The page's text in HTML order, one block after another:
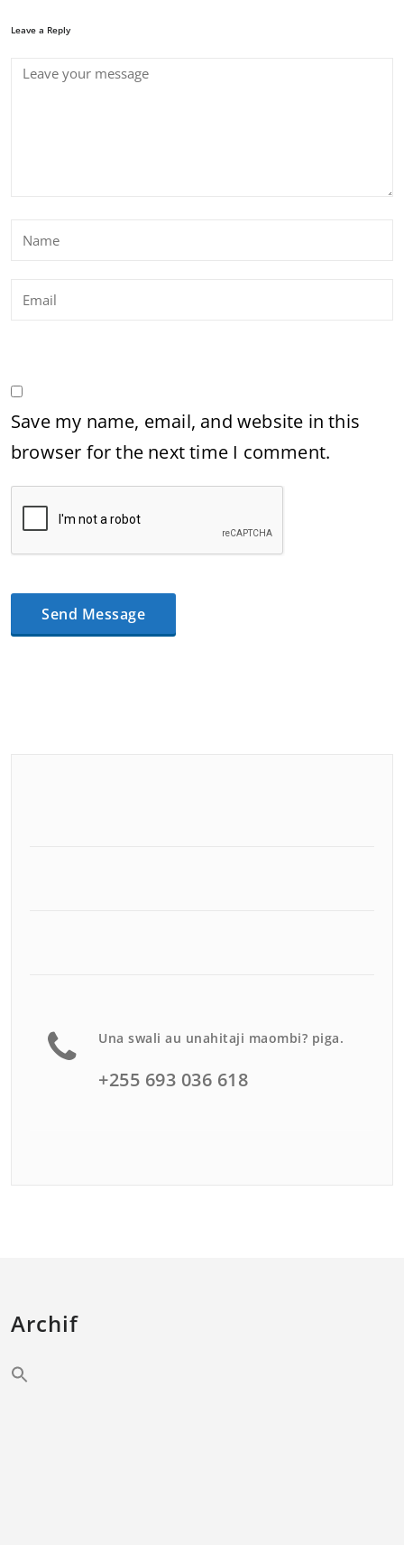
Leave a Reply
Save my name, email, and website in this
browser for the next time I comment.
Una swali au unahitaji maombi? piga.
+255 693 036 618
Archif